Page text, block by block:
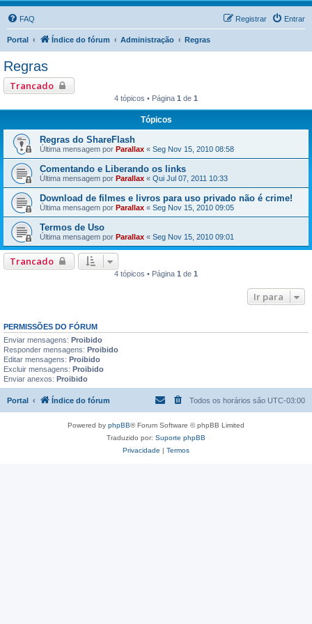
FAQ Entrar
Registrar
Portal Índice do fórum Administração Regras
Regras
Trancado
4 tópicos • Página 1 de 1
Tópicos
Regras do ShareFlash
Última mensagem por Parallax « Seg Nov 15, 2010 08:58
Comentando e Liberando os links
Última mensagem por Parallax « Qui Jul 07, 2011 10:33
Download de filmes e livros para uso privado não é crime!
Última mensagem por Parallax « Seg Nov 15, 2010 09:05
Termos de Uso
Última mensagem por Parallax « Seg Nov 15, 2010 09:01
Trancado
4 tópicos • Página 1 de 1
Ir para
PERMISSÕES DO FÓRUM
Enviar mensagens: Proibido
Responder mensagens: Proibido
Editar mensagens: Proibido
Excluir mensagens: Proibido
Enviar anexos: Proibido
Portal Índice do fórum Todos os horários são UTC-03:00
Powered by phpBB® Forum Software © phpBB Limited
Traduzido por: Suporte phpBB
Privacidade | Termos